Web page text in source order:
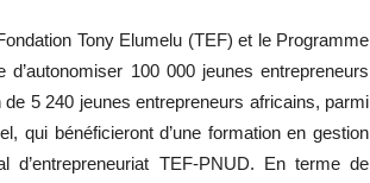
Tony Elumelu (TEF) et le Programme
100 000 jeunes entrepreneurs
5 240 jeunes entrepreneurs africains, parmi
qui bénéficieront d’une formation en gestion
d’entrepreneuriat TEF-PNUD. En terme de